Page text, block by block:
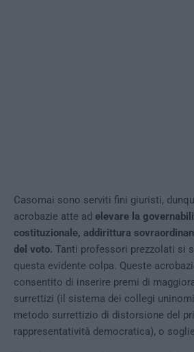
Casomai sono serviti fini giuristi,
acrobazie atte ad elevare la
costituzionale, addirittura
del voto. Tanti professori prezzolati si
questa evidente colpa. Queste
consentito di inserire premi di
surrettizi (il sistema dei collegi
metodo surrettizio di distorsione del
rappresentatività democratica), o